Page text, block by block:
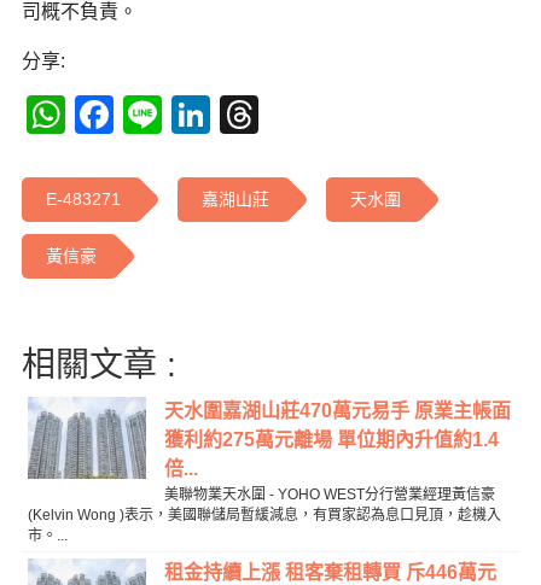
司概不負責。
分享:
WhatsApp
Facebook
LineLinkedIn
E-483271 嘉湖山莊 天水圍
黃信豪
相關文章 :
天水圍嘉湖山莊470萬元易手 原業主帳面
獲利約275萬元離場 單位期內升值約1.4
倍...
美聯物業天水圍 - YOHO WEST分行營業經理黃信豪
(Kelvin Wong )表示，美國聯儲局暫緩減息，有買家認為息口見頂，趁機入
市。...
租金持續上漲 租客棄租轉買 斥446萬元